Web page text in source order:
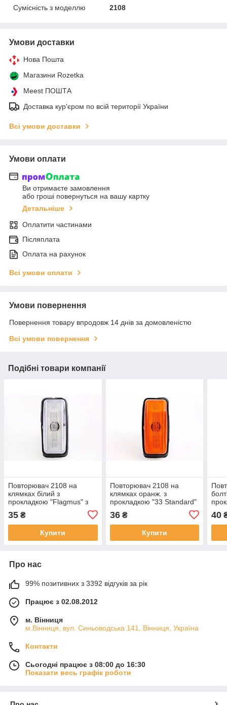
Сумісність з моделлю
2108
Умови доставки
Нова Пошта
Магазини Rozetka
Meest ПОШТА
Доставка кур'єром по всій території України
Всі умови доставки
Умови оплати
Ви отримаєте замовлення
або гроші повернуться на вашу картку
Детальніше
Оплатити частинами
Післяплата
Оплата на рахунок
Всі умови оплати
Умови повернення
Повернення товару впродовж 14 днів за домовленістю
Всі умови повернення
Подібні товари компанії
Повторювач 2108 на
клямках білий з
прокладкою "Flagmus" з
35 ₴
Купити
Повторювач 2108 на
клямках оранж. з
прокладкою "33 Standard"
36₴
Купити
40
Про нас
99% позитивних з 3392 відгуків за рік
Працює з 02.08.2012
м. Вінниця
м.Вінниця, вул. Синьоводська 141, Вінниця, Україна
Контакти
Сьогодні працює з 08:00 до 16:30
Показати весь графік роботи